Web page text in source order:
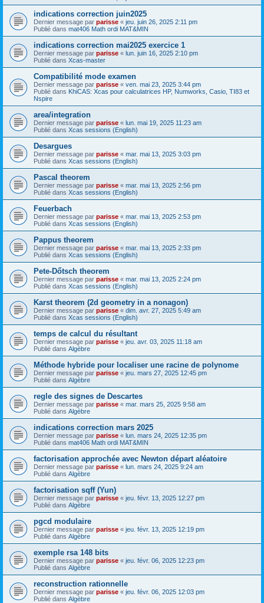
indications correction juin2025
Dernier message par parisse « jeu. juin 26, 2025 2:11 pm
Publié dans mat406 Math ordi MAT&MIN
indications correction mai2025 exercice 1
Dernier message par parisse « lun. juin 16, 2025 2:10 pm
Publié dans Xcas-master
Compatibilité mode examen
Dernier message par parisse « ven. mai 23, 2025 3:44 pm
Publié dans KhiCAS: Xcas pour calculatrices HP, Numworks, Casio, TI83 et
Nspire
area/integration
Dernier message par parisse « lun. mai 19, 2025 11:23 am
Publié dans Xcas sessions (English)
Desargues
Dernier message par parisse « mar. mai 13, 2025 3:03 pm
Publié dans Xcas sessions (English)
Pascal theorem
Dernier message par parisse « mar. mai 13, 2025 2:56 pm
Publié dans Xcas sessions (English)
Feuerbach
Dernier message par parisse « mar. mai 13, 2025 2:53 pm
Publié dans Xcas sessions (English)
Pappus theorem
Dernier message par parisse « mar. mai 13, 2025 2:33 pm
Publié dans Xcas sessions (English)
Pete-Dőtsch theorem
Dernier message par parisse « mar. mai 13, 2025 2:24 pm
Publié dans Xcas sessions (English)
Karst theorem (2d geometry in a nonagon)
Dernier message par parisse « dim. avr. 27, 2025 5:49 am
Publié dans Xcas sessions (English)
temps de calcul du résultant
Dernier message par parisse « jeu. avr. 03, 2025 11:18 am
Publié dans Algèbre
Méthode hybride pour localiser une racine de polynome
Dernier message par parisse « jeu. mars 27, 2025 12:45 pm
Publié dans Algèbre
regle des signes de Descartes
Dernier message par parisse « mar. mars 25, 2025 9:58 am
Publié dans Algèbre
indications correction mars 2025
Dernier message par parisse « lun. mars 24, 2025 12:35 pm
Publié dans mat406 Math ordi MAT&MIN
factorisation approchée avec Newton départ aléatoire
Dernier message par parisse « lun. mars 24, 2025 9:24 am
Publié dans Algèbre
factorisation sqff (Yun)
Dernier message par parisse « jeu. févr. 13, 2025 12:27 pm
Publié dans Algèbre
pgcd modulaire
Dernier message par parisse « jeu. févr. 13, 2025 12:19 pm
Publié dans Algèbre
exemple rsa 148 bits
Dernier message par parisse « jeu. févr. 06, 2025 12:23 pm
Publié dans Algèbre
reconstruction rationnelle
Dernier message par parisse « jeu. févr. 06, 2025 12:03 pm
Publié dans Algèbre